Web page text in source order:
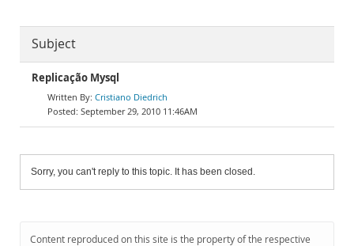
Subject
Replicação Mysql
Cristiano Diedrich
September 29, 2010 11:46AM
Sorry, you can't reply to this topic. It has been closed.
Content reproduced on this site is the property of the respective